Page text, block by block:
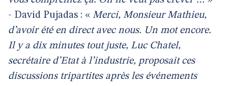
- David Pujadas : « Merci, Monsieur Mathieu,
d’avoir été en direct avec nous. Un mot encore.
Il y a dix minutes tout juste, Luc Chatel,
secrétaire d’Etat à l’industrie, proposait ces
discussions tripartites après les événements